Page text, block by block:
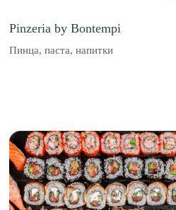
Pinzeria by Bontempi
Пинца, паста, напитки